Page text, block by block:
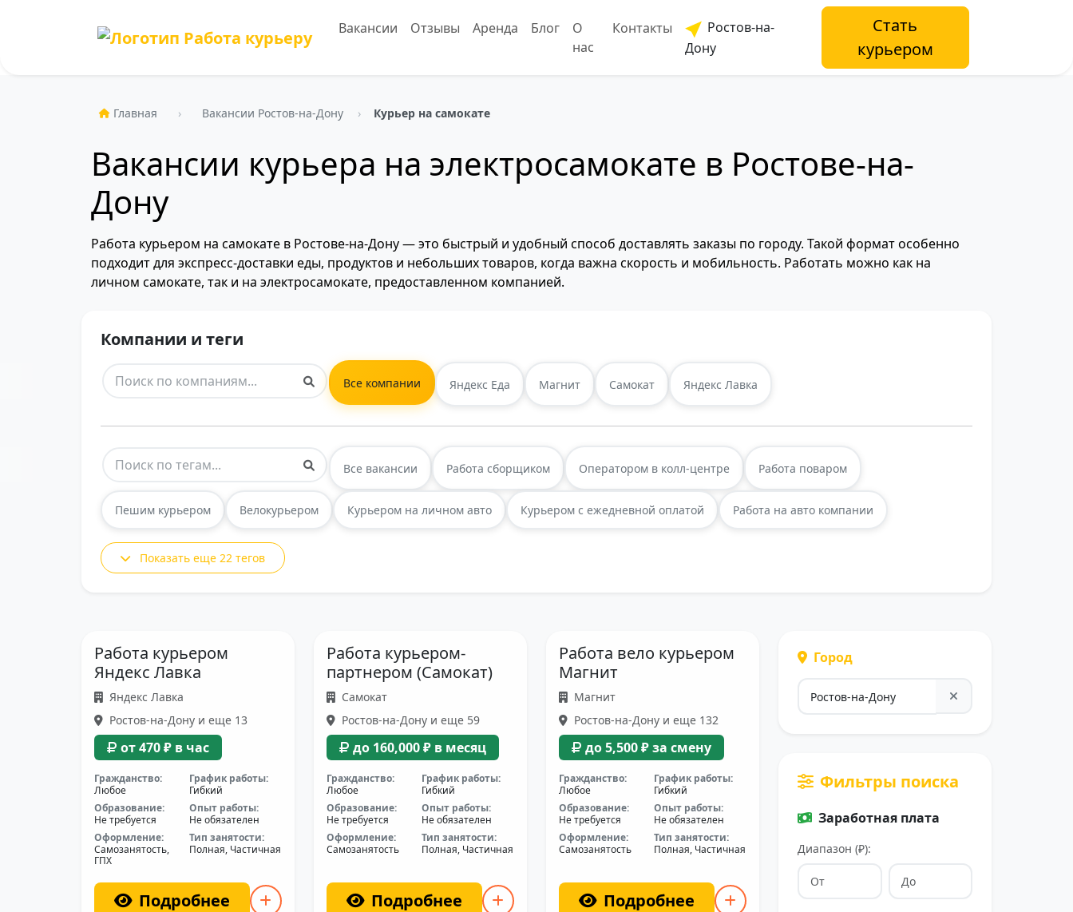
Вакансии Отзывы Аренда Блог
О
нас
Контакты
Ростов-на-
Дону
Стать
курьером
Главная Вакансии Ростов-на-Дону Курьер на самокате
Вакансии курьера на электросамокате в Ростове-на-
Дону
Работа курьером на самокате в Ростове-на-Дону — это быстрый и удобный способ доставлять заказы по городу. Такой формат особенно
подходит для экспресс-доставки еды, продуктов и небольших товаров, когда важна скорость и мобильность. Работать можно как на
личном самокате, так и на электросамокате, предоставленном компанией.
Компании и теги
Все компании Яндекс Еда Магнит Самокат Яндекс Лавка
Все вакансии Работа сборщиком Оператором в колл-центре Работа поваром
Пешим курьером Велокурьером Курьером на личном авто Курьером с ежедневной оплатой Работа на авто компании
Показать еще 22 тегов
Город
Фильтры поиска
Заработная плата
Диапазон (₽):
Работа курьером
Яндекс Лавка
Яндекс Лавка
Ростов-на-Дону и еще 13
от 470 ₽ в час
Гражданство:
Любое
График работы:
Гибкий
Образование:
Не требуется
Опыт работы:
Не обязателен
Оформление:
Самозанятость,
ГПХ
Тип занятости:
Полная, Частичная
Подробнее
Работа курьером-
партнером (Самокат)
Самокат
Ростов-на-Дону и еще 59
до 160,000 ₽ в месяц
Гражданство:
Любое
График работы:
Гибкий
Образование:
Не требуется
Опыт работы:
Не обязателен
Оформление:
Самозанятость
Тип занятости:
Полная, Частичная
Подробнее
Работа вело курьером
Магнит
Магнит
Ростов-на-Дону и еще 132
до 5,500 ₽ за смену
Гражданство:
Любое
График работы:
Гибкий
Образование:
Не требуется
Опыт работы:
Не обязателен
Оформление:
Самозанятость
Тип занятости:
Полная, Частичная
Подробнее